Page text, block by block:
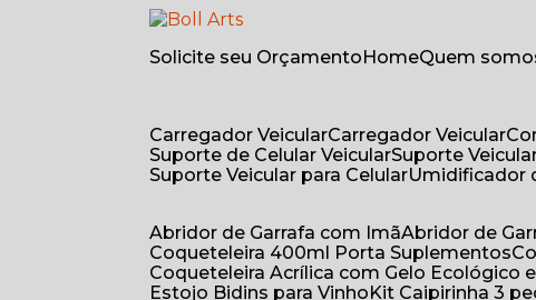
Solicite seu Orçamento Home
Quem
Carregador Veicular
Carregador Veicular
Suporte de Celular Veicular Suporte
Suporte Veicular para Celular
Umidificador
Abridor de Garrafa com Imã
Abridor de
Coqueteleira 400ml Porta Suplementos
Coqueteleira Acrílica com Gelo Ecológico
Estojo Bidins para Vinho
Kit Caipirinha 3